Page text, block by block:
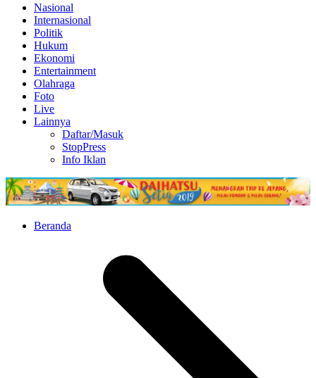
Nasional
Internasional
Politik
Hukum
Ekonomi
Entertainment
Olahraga
Foto
Live
Lainnya
Daftar/Masuk
StopPress
Info Iklan
Beranda